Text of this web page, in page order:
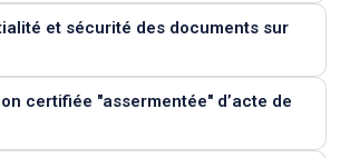
et sécurité des documents sur
certifiée "assermentée" d’acte de